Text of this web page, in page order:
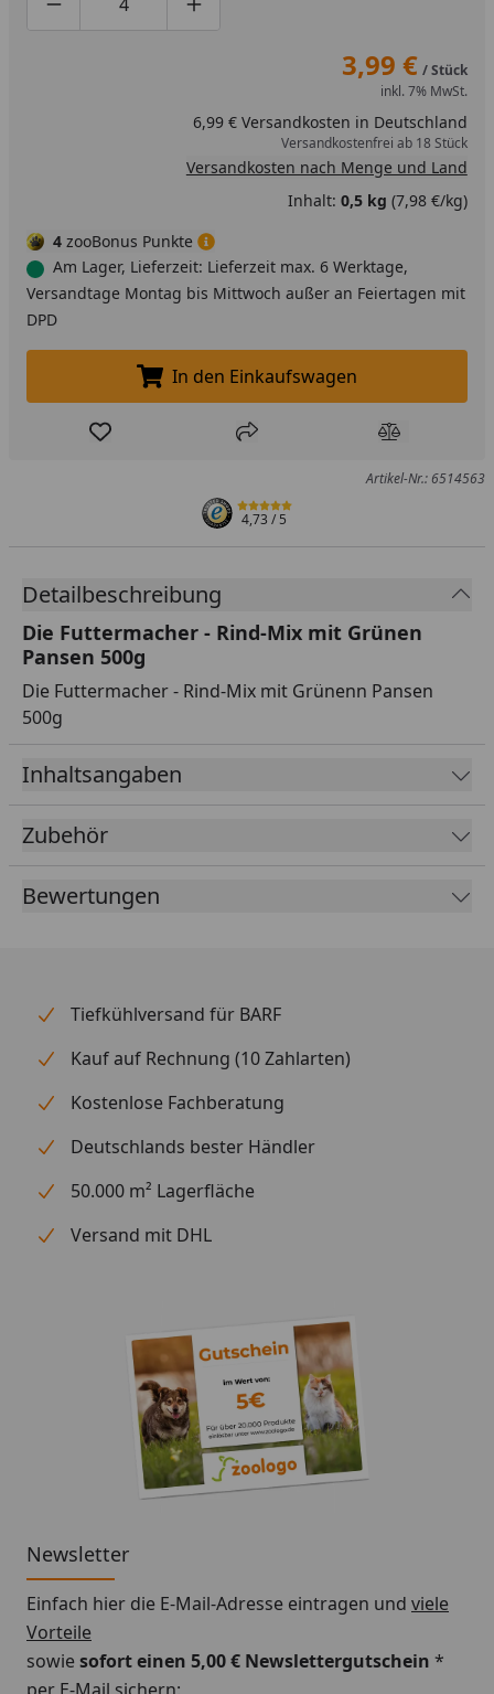
Produktmenge um eins verringern
Produktmenge manuell eingeben
Produktmenge um eins erhöhen
3,99 € / Stück
inkl. 7% MwSt.
6,99 € Versandkosten in Deutschland
Versandkostenfrei ab 18 Stück
Versandkosten nach Menge und Land
Inhalt: 0,5 kg (7,98 €/kg)
4 zooBonus Punkte
Am Lager, Lieferzeit: Lieferzeit max. 6 Werktage,
Versandtage Montag bis Mittwoch außer an Feiertagen mit
DPD
In den Einkaufswagen legen
In den Einkaufswagen
Produkt zur Wunschliste hinzufügen
Teilen Produkt
Artikel-Nr.: 6514563
4,73/ 5
Detailbeschreibung
Die Futtermacher - Rind-Mix mit Grünen
Pansen 500g
Die Futtermacher - Rind-Mix mit Grünenn Pansen
500g
Inhaltsangaben
Zubehör
Bewertungen
Tiefkühlversand für BARF
Kauf auf Rechnung (10 Zahlarten)
Kostenlose Fachberatung
Deutschlands bester Händler
50.000 m² Lagerfläche
Versand mit DHL
Newsletter
Einfach hier die E-Mail-Adresse eintragen und viele
Vorteile
sowiesofort einen 5,00 € Newslettergutschein *